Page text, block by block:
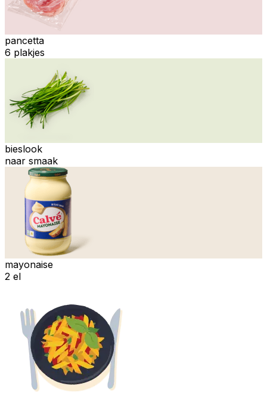
pancetta
6 plakjes
bieslook
naar smaak
mayonaise
2 el